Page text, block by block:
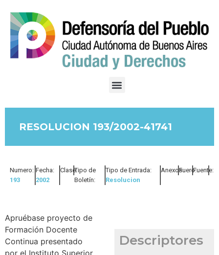
RESOLUCION 193/2002-41741
Numero:
193
Fecha:
2002
Clase:Tipo de
Boletín:
Tipo de Entrada:
Resolucion
Anexos:Fuero:Fuente:
Apruébase proyecto de
Formación Docente
Continua presentado
Descriptores